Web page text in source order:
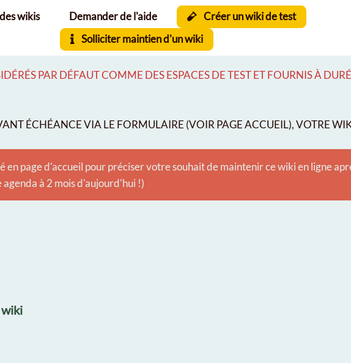
wikis Demander de l'aide
Créer un wiki de test
Solliciter maintien d'un wiki
PAR DÉFAUT COMME DES ESPACES DE TEST ET FOURNIS À
ÉCHÉANCE VIA LE FORMULAIRE (VOIR PAGE ACCUEIL), VOTRE
page d'accueil pour préciser votre souhait de maintenir ce wiki en ligne
à 2 mois d'aujourd'hui !)
wiki